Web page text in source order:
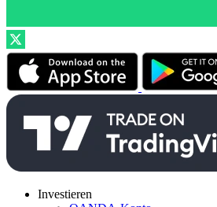
Investieren